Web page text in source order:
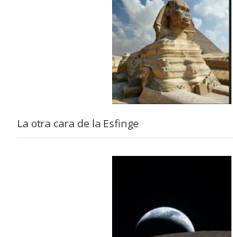
La otra cara de la Esfinge